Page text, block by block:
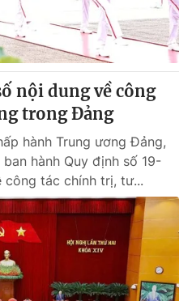
nội dung về công
trong Đảng
hành Trung ương Đảng,
hành Quy định số 19-
tác chính trị, tư...